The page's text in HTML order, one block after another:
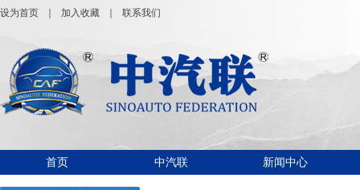
设为首页 加入收藏 联系我们
首页 中汽联 新闻中心